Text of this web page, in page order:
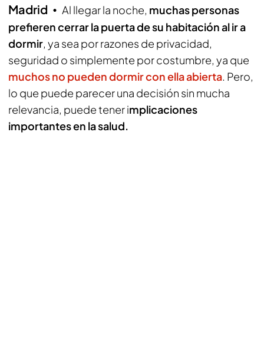
Madrid Al llegar la noche, muchas personas
prefieren cerrar la puerta de su habitación al ir a
dormir, ya sea por razones de privacidad,
seguridad o simplemente por costumbre, ya que
muchos no pueden dormir con ella abierta. Pero,
lo que puede parecer una decisión sin mucha
relevancia, puede tener implicaciones
importantes en la salud.